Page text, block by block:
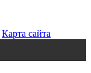
Карта сайта